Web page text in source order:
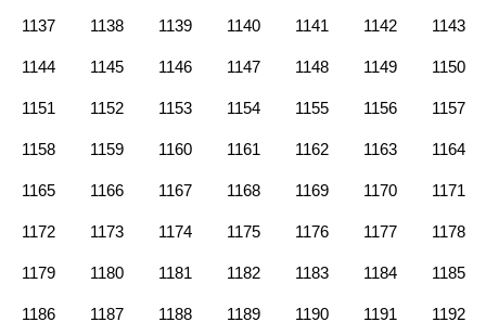
1137 1138 1139 1140 1141 1142 1143
1144 1145 1146 1147 1148 1149 1150
1151 1152 1153 1154 1155 1156 1157
1158 1159 1160 1161 1162 1163 1164
1165 1166 1167 1168 1169 1170 1171
1172 1173 1174 1175 1176 1177 1178
1179 1180 1181 1182 1183 1184 1185
1186 1187 1188 1189 1190 1191 1192